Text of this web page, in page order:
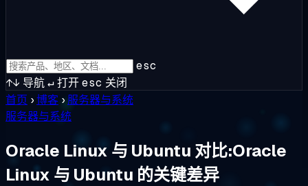
esc
↑↓ 导航↵打开esc 关闭
首页 ›博客 › 服务器与系统
服务器与系统
Oracle Linux 与 Ubuntu 对比:Oracle
Linux 与 Ubuntu 的关键差异